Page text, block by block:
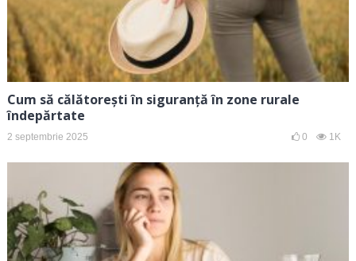
Cum să călătorești în siguranță în zone rurale
îndepărtate
2 septembrie 2025 0 1K